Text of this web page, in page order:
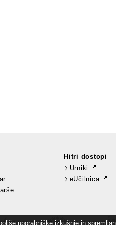
Hitri dostopi
Urniki
eUčilnica
uporabniške izkušnje in